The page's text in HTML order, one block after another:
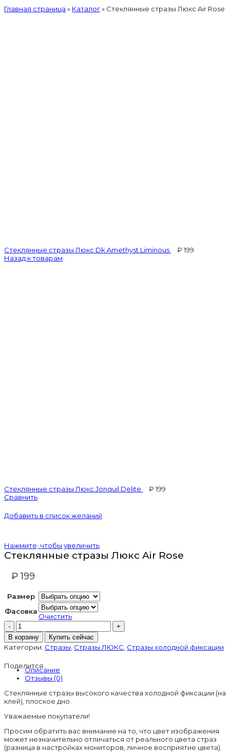
Главная страница » Каталог» Стеклянные стразы Люкс Air Rose
Стеклянные стразы Люкс Dk.Amethyst Liminous
Назад к товарам
Стеклянные стразы Люкс Jonquil Delite
Сравнить
Добавить в список желаний
Нажмите, чтобы увеличить
Стеклянные стразы Люкс Air Rose
₽
Размер
Фасовка
Очистить
Количество
товара
Стеклянные
стразы
Air
Rose
В корзину Купить сейчас
Категории: Стразы Стразы ЛЮКС Стразы холодной фиксации
Поделится:
Описание
Отзывы (0)
Стеклянные стразы высокого качества холодной фиксации (на
клей), плоское дно.
Уважаемые покупатели!
Просим обратить вас внимание на то, что цвет изображения
может незначительно отличаться от реального цвета страз
(разница в настройках мониторов, личное восприятие цвета).